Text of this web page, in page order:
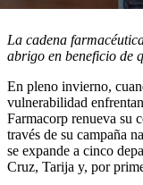
La cadena
abrigo en beneficio de
En pleno invierno,
vulnerabilidad
Farmacorp renueva su
través de su campaña
se expande a cinco
Cruz, Tarija y, por